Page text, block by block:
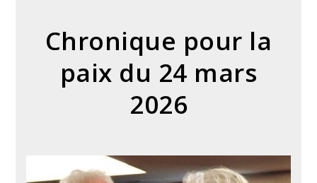
Chronique pour la
paix du 24 mars
2026